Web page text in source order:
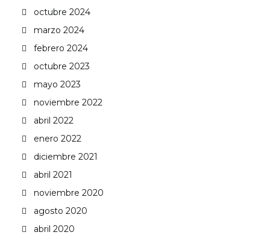
octubre 2024
marzo 2024
febrero 2024
octubre 2023
mayo 2023
noviembre 2022
abril 2022
enero 2022
diciembre 2021
abril 2021
noviembre 2020
agosto 2020
abril 2020